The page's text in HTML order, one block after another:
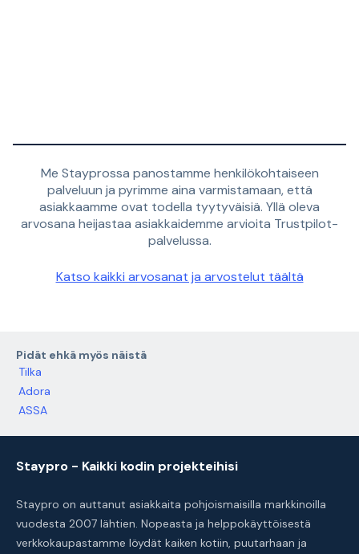
Me Stayprossa panostamme henkilökohtaiseen
palveluun ja pyrimme aina varmistamaan, että
asiakkaamme ovat todella tyytyväisiä. Yllä oleva
arvosana heijastaa asiakkaidemme arvioita Trustpilot-
palvelussa.
Katso kaikki arvosanat ja arvostelut täältä
Pidät ehkä myös näistä
Tilka
Adora
ASSA
Staypro - Kaikki kodin projekteihisi
Staypro on auttanut asiakkaita pohjoismaisilla markkinoilla
vuodesta 2007 lähtien. Nopeasta ja helppokäyttöisestä
verkkokaupastamme löydät kaiken kotiin, puutarhaan ja